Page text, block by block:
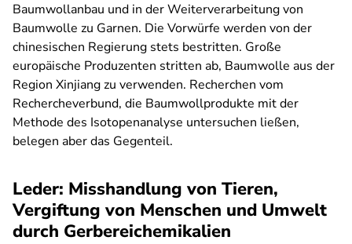
Baumwollanbau und in der Weiterverarbeitung von
Baumwolle zu Garnen. Die Vorwürfe werden von der
chinesischen Regierung stets bestritten. Große
europäische Produzenten stritten ab, Baumwolle aus der
Region Xinjiang zu verwenden. Recherchen vom
Rechercheverbund, die Baumwollprodukte mit der
Methode des Isotopenanalyse untersuchen ließen,
belegen aber das Gegenteil.
Leder: Misshandlung von Tieren,
Vergiftung von Menschen und Umwelt
durch Gerbereichemikalien